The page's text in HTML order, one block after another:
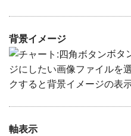
背景イメージ
ボタ
ジにしたい画像ファイルを
クすると背景イメージの表
軸表示